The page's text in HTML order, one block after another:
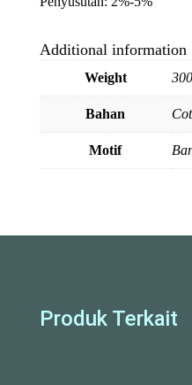
Additional information
Weight
Bahan
Motif
Produk Terkait